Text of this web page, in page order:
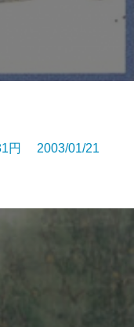
円 2003/01/21